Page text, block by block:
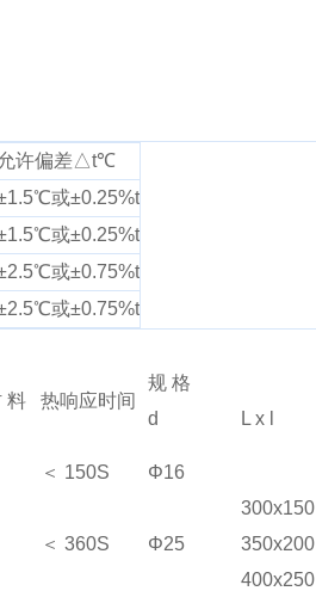
允许偏差△t℃
或±0.25%t
或±0.25%t
或±0.75%t
或±0.75%t
料 热响应时间
规 格
d
L x l
＜ 150S
Φ16
300x150
350x200
400x250
＜ 360S Φ25